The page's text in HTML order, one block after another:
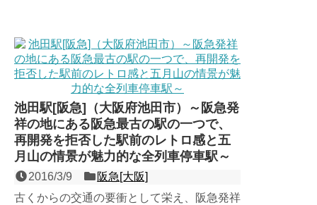
池田駅[阪急]（大阪府池田市）～阪急発
祥の地にある阪急最古の駅の一つで、
再開発を拒否した駅前のレトロ感と五
月山の情景が魅力的な全列車停車駅～
2016/3/9
阪急[大阪]
古くからの交通の要衝として栄え、阪急発祥